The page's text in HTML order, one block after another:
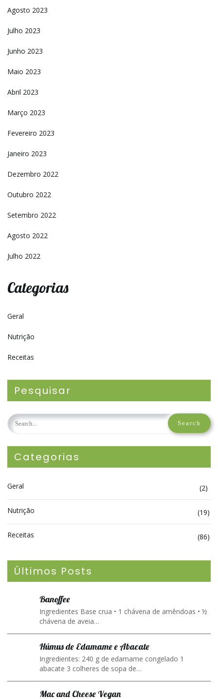
Agosto 2023
Julho 2023
Junho 2023
Maio 2023
Abril 2023
Março 2023
Fevereiro 2023
Janeiro 2023
Dezembro 2022
Outubro 2022
Setembro 2022
Agosto 2022
Julho 2022
Categorias
Geral
Nutrição
Receitas
Pesquisar
Categorias
Geral (2)
Nutrição (19)
Receitas (86)
Últimos Posts
Banoffee
Ingredientes Base crua • 1 chávena de amêndoas • ½
chávena de aveia…
Húmus de Edamame e Abacate
Ingredientes: 240 g de edamame congelado 1
abacate 3 colheres de sopa de…
Mac and Cheese Vegan